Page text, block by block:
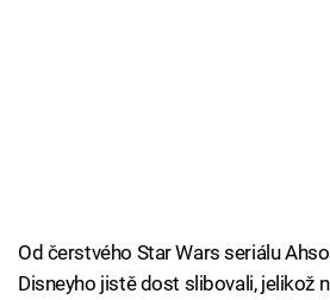
Od čerstvého Star Wars seriálu
Disneyho jistě dost slibovali, jelikož